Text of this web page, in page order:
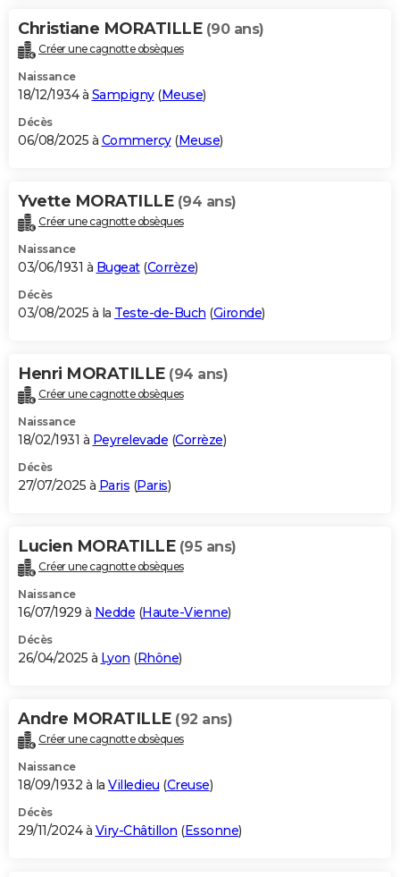
Christiane MORATILLE (90 ans)
Créer une cagnotte obsèques
Naissance
18/12/1934 à Sampigny(Meuse)
Décès
06/08/2025 à Commercy(Meuse)
Yvette MORATILLE (94 ans)
Créer une cagnotte obsèques
Naissance
03/06/1931 à Bugeat(Corrèze)
Décès
03/08/2025 à la Teste-de-Buch (Gironde)
Henri MORATILLE (94 ans)
Créer une cagnotte obsèques
Naissance
18/02/1931 à Peyrelevade (Corrèze)
Décès
27/07/2025 à Paris (Paris)
Lucien MORATILLE (95 ans)
Créer une cagnotte obsèques
Naissance
16/07/1929 à Nedde (Haute-Vienne)
Décès
26/04/2025 à Lyon (Rhône)
Andre MORATILLE (92 ans)
Créer une cagnotte obsèques
Naissance
18/09/1932 à la Villedieu (Creuse)
Décès
29/11/2024 à Viry-Châtillon (Essonne)